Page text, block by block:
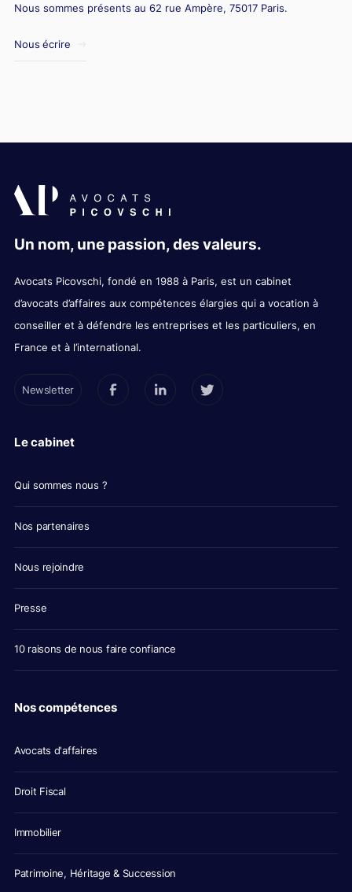
Nous sommes présents au 62 rue Ampère, 75017 Paris.
Nous écrire
Un nom, une passion, des valeurs.
Avocats Picovschi, fondé en 1988 à Paris, est un cabinet
d’avocats d’affaires aux compétences élargies qui a vocation à
conseiller et à défendre les entreprises et les particuliers, en
France et à l’international.
Newsletter
Le cabinet
Qui sommes nous ?
Nos partenaires
Nous rejoindre
Presse
10 raisons de nous faire confiance
Nos compétences
Avocats d'affaires
Droit Fiscal
Immobilier
Patrimoine, Héritage & Succession